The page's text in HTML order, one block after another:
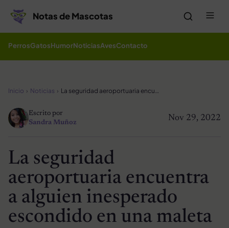
Notas de Mascotas
PerrosGatosHumorNoticiasAvesContacto
Inicio Noticias La seguridad aeroportuaria encuentra a alguien inesperado escondido en una maleta
Nov 29, 2022
Escrito por
Sandra Muñoz
La seguridad
aeroportuaria encuentra
a alguien inesperado
escondido en una maleta